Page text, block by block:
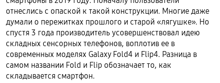
отнеслись с опаской к такой конструкции. Многие даже
думали о пережитках прошлого и старой «лягушке». Но
спустя 3 года производитель усовершенствовал идею
складных сенсорных телефонов, воплотив ее в
современных моделях Galaxy Fold4 и Flip4. Разница в
самом названии Fold и Flip обозначает то, как
складывается смартфон.